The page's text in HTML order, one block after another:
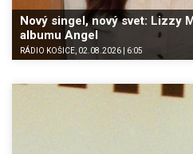
Nový singel, nový svet: Lizzy
albumu Angel
RÁDIO KOŠICE, 02.08.2026 | 6:05